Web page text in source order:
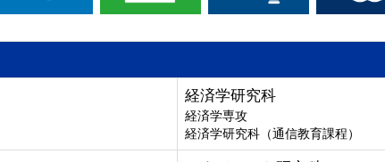
経済学研究科
経済学専攻
経済学研究科（通信教育課程）